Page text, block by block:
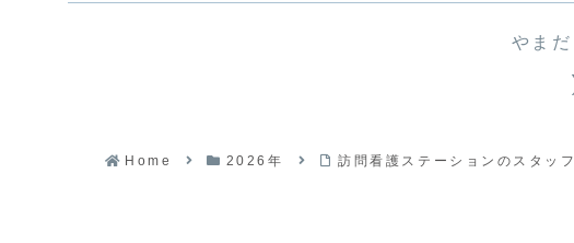
やま
Home 2026年 訪問看護ステーションのスタッ